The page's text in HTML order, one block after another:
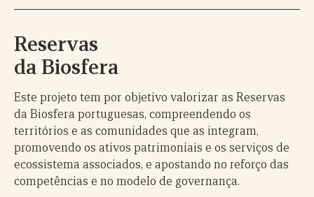
Reservas
da Biosfera
Este projeto tem por objetivo valorizar as Reservas
da Biosfera portuguesas, compreendendo os
territórios e as comunidades que as integram,
promovendo os ativos patrimoniais e os serviços de
ecossistema associados, e apostando no reforço das
competências e no modelo de governança.